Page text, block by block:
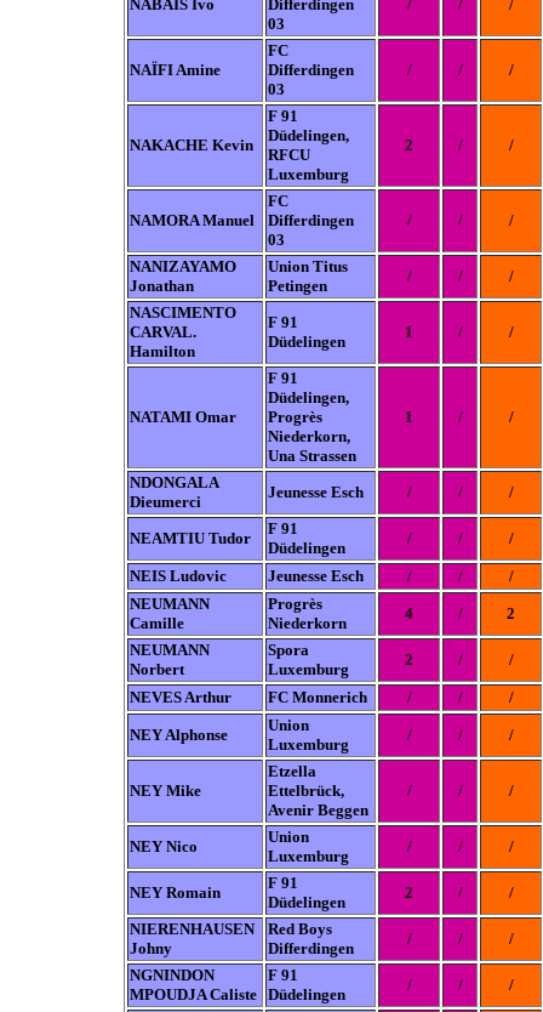
NABAIS Ivo
Differdingen
03
/ / /
NAÏFI Amine
FC
Differdingen
03
/ / /
NAKACHE Kevin
F 91
Düdelingen,
RFCU
Luxemburg
2 / /
NAMORA Manuel
FC
Differdingen
03
/ / /
NANIZAYAMO
Jonathan
Union Titus
Petingen
/ /
/
NASCIMENTO
CARVAL.
Hamilton
F 91
Düdelingen
1 / /
NATAMI Omar
F 91
Düdelingen,
Progrès
Niederkorn,
Una Strassen
1 / /
NDONGALA
Dieumerci
Jeunesse Esch / / /
NEAMTIU Tudor
F 91
Düdelingen
/ / /
NEIS Ludovic Jeunesse Esch / /
/
NEUMANN
Camille
Progrès
Niederkorn
4 /
2
NEUMANN
Norbert
Spora
Luxemburg
2 / /
NEVES Arthur FC Monnerich / / /
NEY Alphonse
Union
Luxemburg
/ / /
NEY Mike
Etzella
Ettelbrück,
Avenir Beggen
/ / /
NEY Nico
Union
Luxemburg
/ / /
NEY Romain
F 91
Düdelingen
2 /
/
NIERENHAUSEN
Johny
Red Boys
Differdingen
/ /
/
NGNINDON
MPOUDJA Caliste
F 91
Düdelingen
/ / /